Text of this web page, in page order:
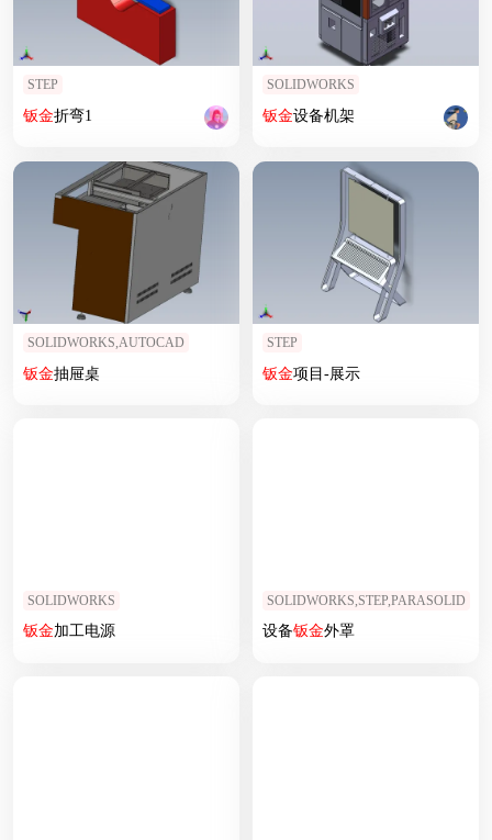
STEP
钣金折弯1
SOLIDWORKS
钣金设备机架
SOLIDWORKS,AUTOCAD
钣金抽屉桌
STEP
钣金项目-展示
SOLIDWORKS
钣金加工电源
SOLIDWORKS,STEP,PARASOLID
设备钣金外罩